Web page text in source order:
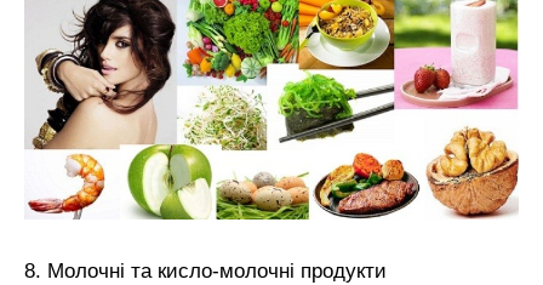
8. Молочні та кисло-молочні продукти